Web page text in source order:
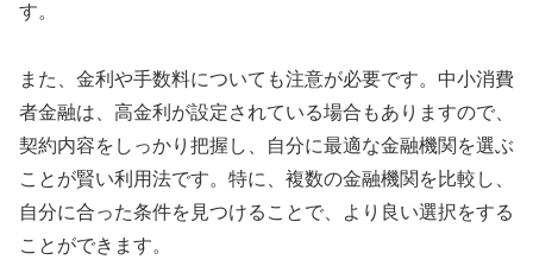
す。
また、金利や手数料についても注意が必要です。中小消費
者金融は、高金利が設定されている場合もありますので、
契約内容をしっかり把握し、自分に最適な金融機関を選ぶ
ことが賢い利用法です。特に、複数の金融機関を比較し、
自分に合った条件を見つけることで、より良い選択をする
ことができます。